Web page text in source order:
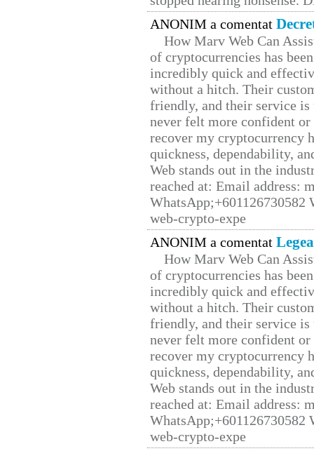
ANONIM a comentat
How Marv Web Can
of cryptocurrencies has
incredibly quick and
without a hitch. Their
friendly, and their service
never felt more confident
recover my cryptocurrency
quickness, dependability,
Web stands out in the
reached at: Email address:
web-crypto-expe
ANONIM a comentat
How Marv Web Can
of cryptocurrencies has
incredibly quick and
without a hitch. Their
friendly, and their service
never felt more confident
recover my cryptocurrency
quickness, dependability,
Web stands out in the
reached at: Email address:
web-crypto-expe